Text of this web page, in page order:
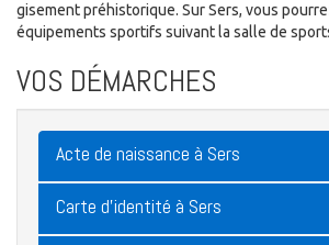
gisement préhistorique. Sur Sers, vous
équipements sportifs suivant la salle de
VOS DÉMARCHES
Acte de naissance à Sers
Carte d'identité à Sers